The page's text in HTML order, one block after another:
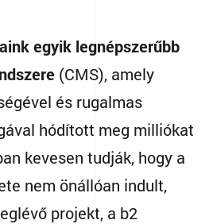
egyik legnépszerűbb
(CMS), amely
és rugalmas
hódított meg milliókat
kevesen tudják, hogy a
nem önállóan indult,
projekt, a b2